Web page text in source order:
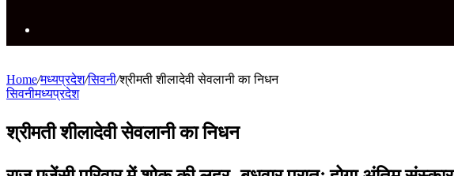
Home/मध्यप्रदेश/सिवनी/श्रीमती शीलादेवी सेवलानी का निधन
सिवनीमध्यप्रदेश
श्रीमती शीलादेवी सेवलानी का निधन